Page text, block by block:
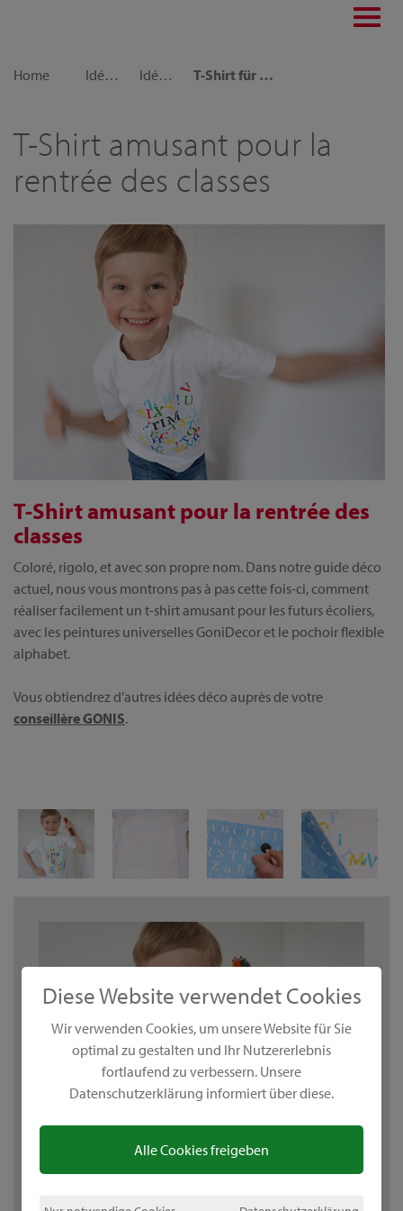
Diese Website verwendet Cookies
Wir verwenden Cookies, um unsere Website für Sie
optimal zu gestalten und Ihr Nutzererlebnis
fortlaufend zu verbessern. Unsere
Datenschutzerklärung informiert über diese.
Alle Cookies freigeben
Home
Idées déco Idées cadeaux T-Shirt für Einschulung
T-Shirt amusant pour la
rentrée des classes
T-Shirt amusant pour la rentrée des
classes
Coloré, rigolo, et avec son propre nom. Dans notre guide déco
actuel, nous vous montrons pas à pas cette fois-ci, comment
réaliser facilement un t-shirt amusant pour les futurs écoliers,
avec les peintures universelles GoniDecor et le pochoir flexible
alphabet.
Vous obtiendrez d’autres idées déco auprès de votre
conseillère GONIS.